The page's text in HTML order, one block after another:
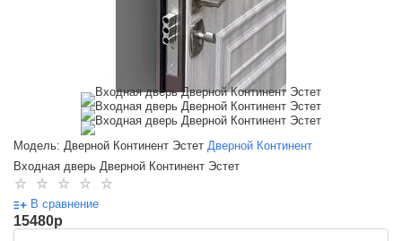
Модель: Дверной Континент Эстет Дверной Континент
Входная дверь Дверной Континент Эстет
В сравнение
15480p